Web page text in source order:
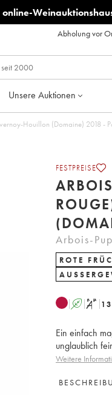
online-
Abholung vor
Unsere Auktionen
Arbois-Pupillin Poulsard
FESTPREISE
Arbois-
ROTE
A S 13
Ein einfach
unglaublich
Weitere